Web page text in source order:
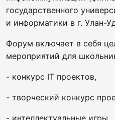
государственного
и информатики в г. Улан-
Форум включает в себя
мероприятий для
- конкурс IT проектов,
- творческий конкурс
- интеллектуальные игры,